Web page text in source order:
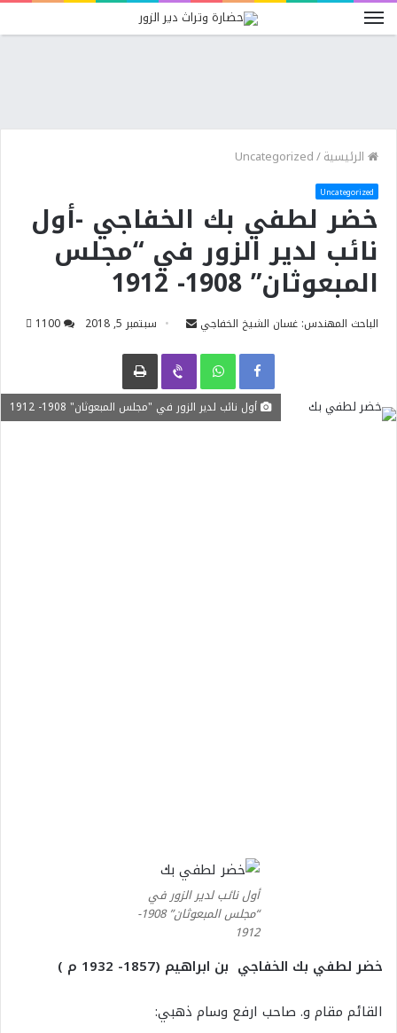
الرئيسية/
Uncategorized
Uncategorized
خضر لطفي بك الخفاجي -أول
نائب لدير الزور في “مجلس
المبعوثان” 1908- 1912
الباحث المهندس: غسان الشيخ الخفاجي سبتمبر 5, 2018 110
Facebook
WhatsApp
Viber طباعة
أول نائب لدير الزور في "مجلس المبعوثان" 1908- 1912
أول نائب لدير الزور في
“مجلس المبعوثان” 1908-
1912
خضر لطفي بك الخفاجي بن ابراهيم (1857- 1932 م )
القائم مقام و. صاحب ارفع وسام ذهبي: